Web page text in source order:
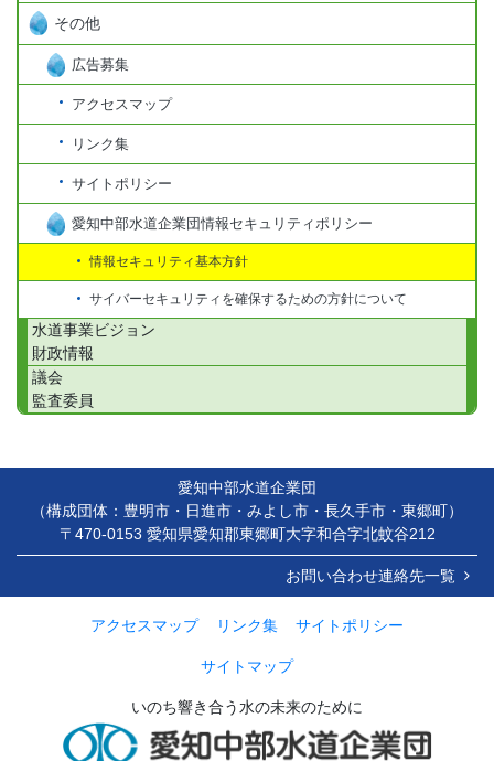
その他
広告募集
アクセスマップ
リンク集
サイトポリシー
愛知中部水道企業団情報セキュリティポリシー
情報セキュリティ基本方針
サイバーセキュリティを確保するための方針について
水道事業ビジョン
財政情報
議会
監査委員
愛知中部水道企業団
（構成団体：豊明市・日進市・みよし市・長久手市・東郷町）
〒470-0153 愛知県愛知郡東郷町大字和合字北蚊谷212
お問い合わせ連絡先一覧
アクセスマップ リンク集 サイトポリシー
サイトマップ
いのち響き合う水の未来のために